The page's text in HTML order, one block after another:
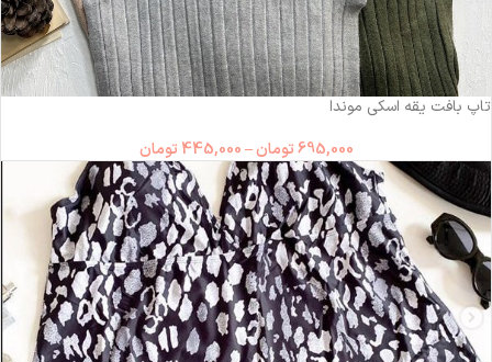
-36%
تاپ بافت یقه اسکی موندا
695,000تومان–
445,000 تومان